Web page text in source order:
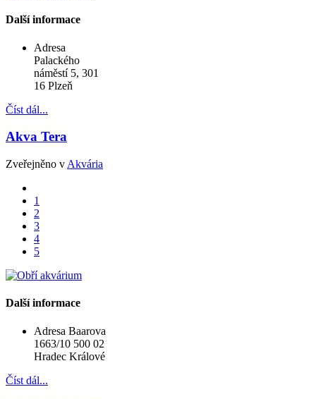
Další informace
Adresa
Palackého
náměstí 5, 301
16 Plzeň
Číst dál...
Akva Tera
Zveřejněno v Akvária
1
2
3
4
5
Další informace
Adresa Baarova
1663/10 500 02
Hradec Králové
Číst dál...